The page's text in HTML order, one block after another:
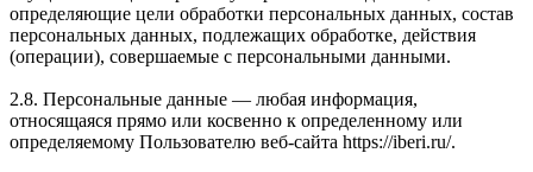
определяющие цели обработки персональных данных, состав
персональных данных, подлежащих обработке, действия
(операции), совершаемые с персональными данными.
2.8. Персональные данные — любая информация,
относящаяся прямо или косвенно к определенному или
определяемому Пользователю веб-сайта https://iberi.ru/.